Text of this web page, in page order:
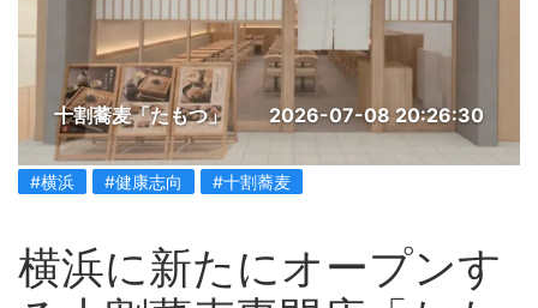
十割蕎麦「たもつ」 2026-07-08 20:26:30
#横浜 #健康志向 #十割蕎麦
横浜に新たにオープンす